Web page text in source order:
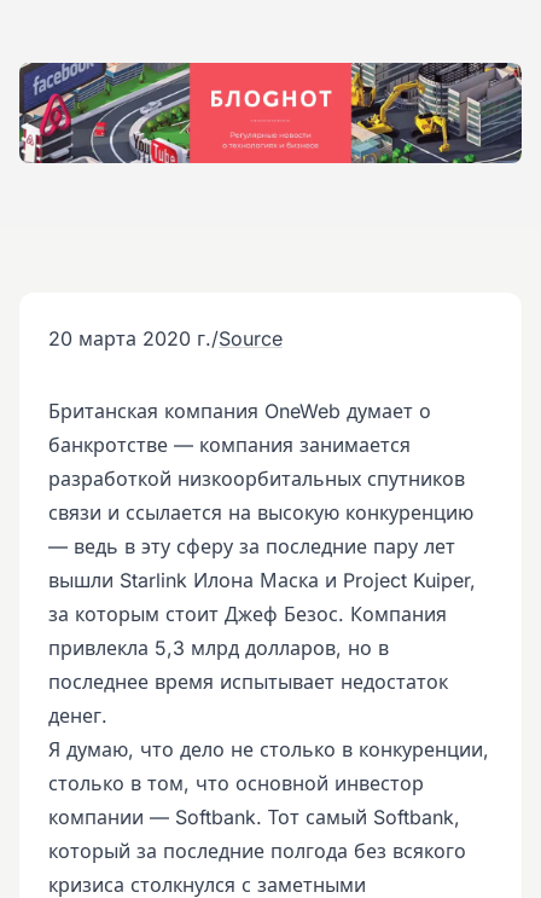
20 марта 2020 г./Source
Британская компания OneWeb думает о
банкротстве — компания занимается
разработкой низкоорбитальных спутников
связи и ссылается на высокую конкуренцию
— ведь в эту сферу за последние пару лет
вышли Starlink Илона Маска и Project Kuiper,
за которым стоит Джеф Безос. Компания
привлекла 5,3 млрд долларов, но в
последнее время испытывает недостаток
денег.
Я думаю, что дело не столько в конкуренции,
столько в том, что основной инвестор
компании — Softbank. Тот самый Softbank,
который за последние полгода без всякого
кризиса столкнулся с заметными